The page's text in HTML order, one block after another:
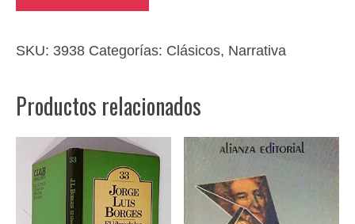
vida
Buscón
cantidad
SKU: 3938 Categorías: Clásicos, Narrativa
Productos relacionados